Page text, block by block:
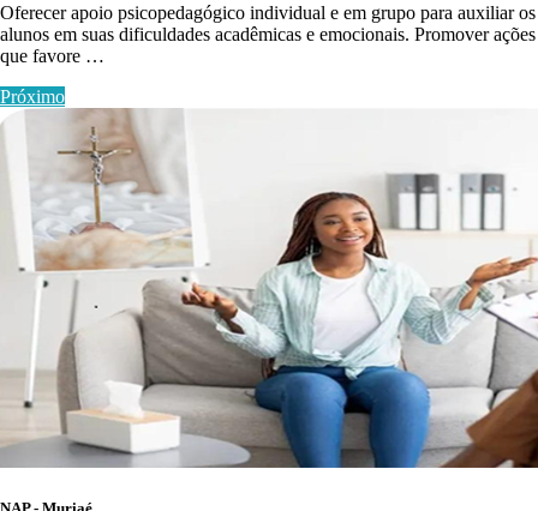
Oferecer apoio psicopedagógico individual e em grupo para auxiliar os
alunos em suas dificuldades acadêmicas e emocionais. Promover ações
que favore …
Próximo